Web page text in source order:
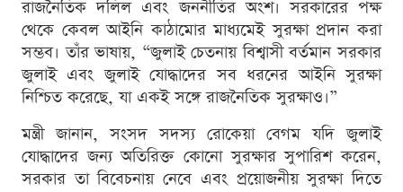
রাজনৈতিক দলিল এবং জননীতির অংশ। সরকারের পক্ষ
থেকে কেবল আইনি কাঠামোর মাধ্যমেই সুরক্ষা প্রদান করা
সম্ভব। তাঁর ভাষায়, “জুলাই চেতনায় বিশ্বাসী বর্তমান সরকার
জুলাই এবং জুলাই যোদ্ধাদের সব ধরনের আইনি সুরক্ষা
নিশ্চিত করেছে, যা একই সঙ্গে রাজনৈতিক সুরক্ষাও।”
মন্ত্রী জানান, সংসদ সদস্য রোকেয়া বেগম যদি জুলাই
যোদ্ধাদের জন্য অতিরিক্ত কোনো সুরক্ষার সুপারিশ করেন,
সরকার তা বিবেচনায় নেবে এবং প্রয়োজনীয় সুরক্ষা দিতে